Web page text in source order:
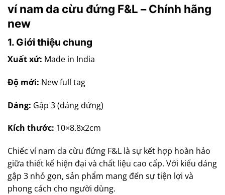
ví nam da cừu đứng F&L – Chính hãng
new
1. Giới thiệu chung
Xuất xứ: Made in India
Độ mới: New full tag
Dáng: Gập 3 (dáng đứng)
Kích thước: 10×8.8x2cm
Chiếc ví nam da cừu đứng F&L là sự kết hợp hoàn hảo
giữa thiết kế hiện đại và chất liệu cao cấp. Với kiểu dáng
gập 3 nhỏ gọn, sản phẩm mang đến sự tiện lợi và
phong cách cho người dùng.